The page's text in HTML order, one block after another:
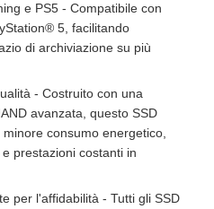
e PS5 - Compatibile con
5, facilitando
di archiviazione su più
- Costruito con una
avanzata, questo SSD
consumo energetico,
prestazioni costanti in
per l'affidabilità - Tutti gli SSD